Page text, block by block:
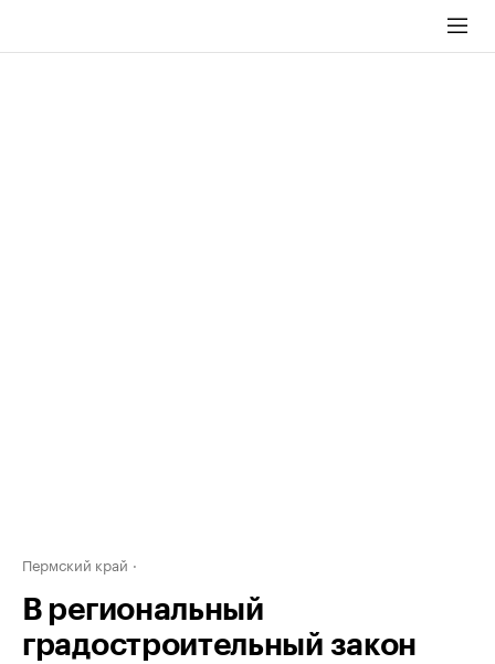
Пермский край
В региональный
градостроительный закон